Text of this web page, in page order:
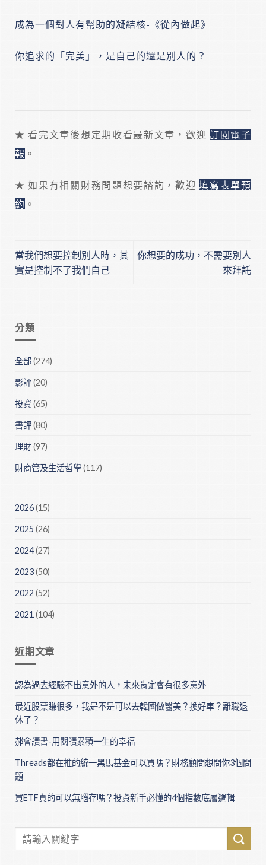
成為一個對人有幫助的凝結核-《從內做起》
你追求的「完美」，是自己的還是別人的？
★ 看完文章後想定期收看最新文章，歡迎 訂閱電子
報 。
★ 如果有相關財務問題想要諮詢，歡迎填寫表單預
約 。
當我們想要控制別人時，其
實是控制不了我們自己
你想要的成功，不需要別人
來拜託
分類
全部(274)
影評(20)
投資(65)
書評(80)
理財(97)
財商管及生活哲學(117)
2026(15)
2025 (26)
2024(27)
2023(50)
2022 (52)
2021 (104)
近期文章
認為過去經驗不出意外的人，未來肯定會有很多意外
最近股票賺很多，我是不是可以去韓國做醫美？換好車？離職退
休了？
郝會讀書-用閱讀累積一生的幸福
Threads都在推的統一黑馬基金可以買嗎？財務顧問想問你3個問
題
買ETF真的可以無腦存嗎？投資新手必懂的4個指數底層邏輯